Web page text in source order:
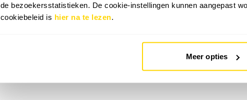
de bezoekersstatistieken. De cookie-instellingen kunnen aangepast
cookiebeleid is hier na te lezen.
Meer opties